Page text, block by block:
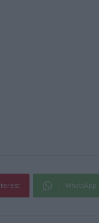
WhatsApp